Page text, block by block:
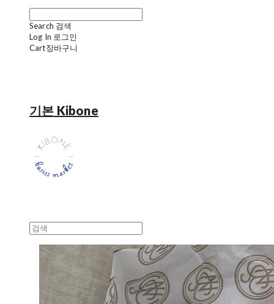
Search 검색
Log In 로그인
Cart장바구니
기본 Kibone